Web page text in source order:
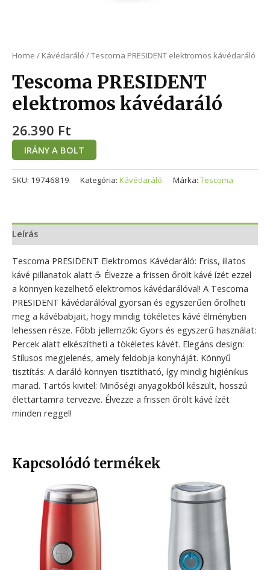
Home / Kávédaráló / Tescoma PRESIDENT elektromos kávédaráló
Tescoma PRESIDENT
elektromos kávédaráló
26.390 Ft
IRÁNY A BOLT
SKU: 19746819 Kategória: Kávédaráló Márka: Tescoma
Leírás
Tescoma PRESIDENT Elektromos Kávédaráló: Friss, illatos
kávé pillanatok alatt ☕ Élvezze a frissen őrölt kávé ízét ezzel
a könnyen kezelhető elektromos kávédarálóval! A Tescoma
PRESIDENT kávédarálóval gyorsan és egyszerűen őrölheti
meg a kávébabjait, hogy mindig tökéletes kávé élményben
lehessen része. Főbb jellemzők: Gyors és egyszerű használat:
Percek alatt elkészítheti a tökéletes kávét. Elegáns design:
Stílusos megjelenés, amely feldobja konyháját. Könnyű
tisztítás: A daráló könnyen tisztítható, így mindig higiénikus
marad. Tartós kivitel: Minőségi anyagokból készült, hosszú
élettartamra tervezve. Élvezze a frissen őrölt kávé ízét
minden reggel!
Kapcsolódó termékek